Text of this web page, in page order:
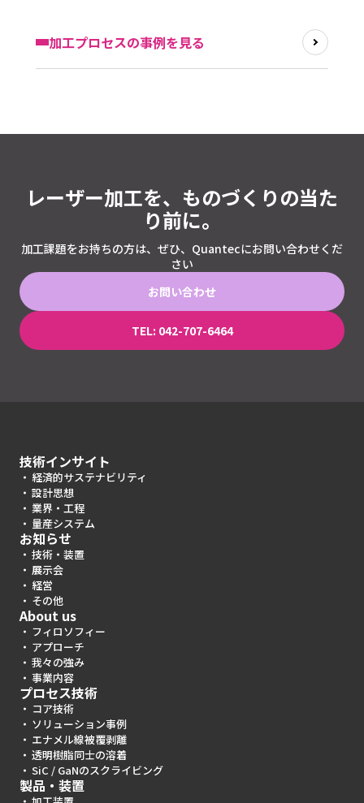
加工プロセスの事例を見る
レーザー加工を、ものづくりの当た
り前に。
加工課題をお持ちの方は、ぜひ、Quantecにお問い合わせくだ
さい
お問い合わせ
TEL: 042-707-6464
技術インサイト
経済的サステナビリティ
設計思想
業界・工程
量産システム
お知らせ
技術・装置
展示会
経営
その他
About us
フィロソフィー
アプローチ
我々の強み
事業内容
プロセス技術
コア技術
ソリューション事例
エナメル線被覆剥離
透明樹脂同士の溶着
SiC / GaNのスクライビング
製品・装置